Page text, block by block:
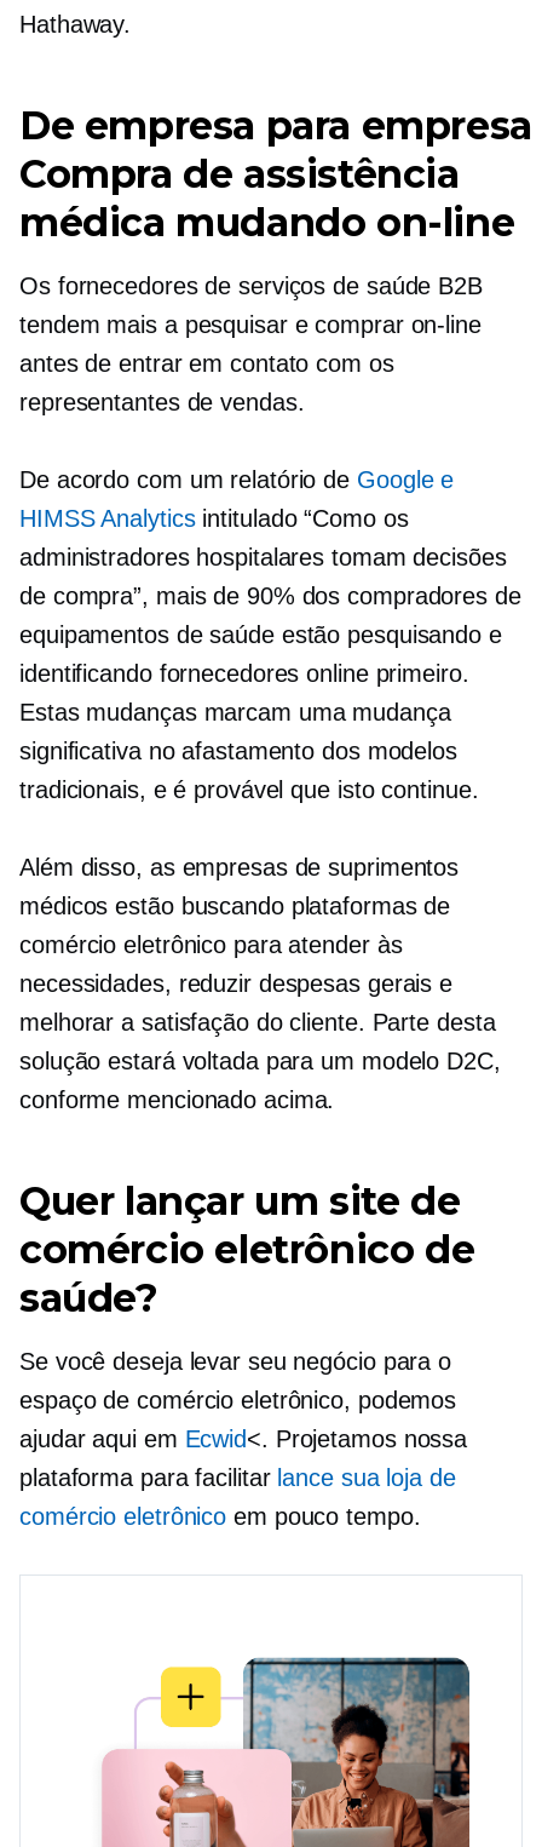
Hathaway.
De empresa para empresa
Compra de assistência
médica mudando on-line
Os fornecedores de serviços de saúde B2B
tendem mais a pesquisar e comprar on-line
antes de entrar em contato com os
representantes de vendas.
De acordo com um relatório de Google e
HIMSS Analyticsintitulado “Como os
administradores hospitalares tomam decisões
de compra”, mais de 90% dos compradores de
equipamentos de saúde estão pesquisando e
identificando fornecedores online primeiro.
Estas mudanças marcam uma mudança
significativa no afastamento dos modelos
tradicionais, e é provável que isto continue.
Além disso, as empresas de suprimentos
médicos estão buscando plataformas de
comércio eletrônico para atender às
necessidades, reduzir despesas gerais e
melhorar a satisfação do cliente. Parte desta
solução estará voltada para um modelo D2C,
conforme mencionado acima.
Quer lançar um site de
comércio eletrônico de
saúde?
Se você deseja levar seu negócio para o
espaço de comércio eletrônico, podemos
ajudar aqui em Ecwid<. Projetamos nossa
plataforma para facilitar lance sua loja de
comércio eletrônico em pouco tempo.